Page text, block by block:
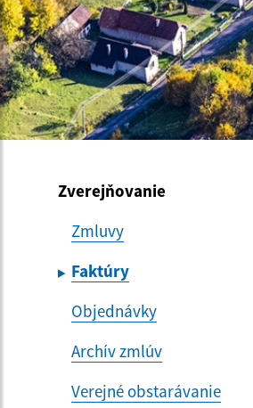
Zverejňovanie
Zmluvy
Faktúry
Objednávky
Archív zmlúv
Verejné obstarávanie